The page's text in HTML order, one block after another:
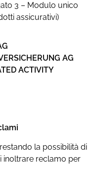
3 – Modulo unico
assicurativi)
AG
ACTIVITY
la possibilità di
inoltrare reclamo per